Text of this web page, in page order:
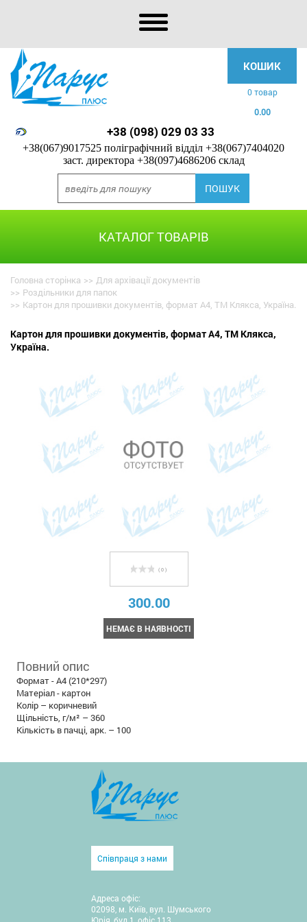
КОШИК
0 товар
0.00
+38 (098) 029 03 33
+38(067)9017525 поліграфічний відділ +38(067)7404020
заст. директора +38(097)4686206 склад
КАТАЛОГ ТОВАРІВ
Головна сторінка >> Для архівації документів
>> Роздільники для папок
>> Картон для прошивки документів, формат А4, ТМ Клякса, Україна.
Картон для прошивки документів, формат А4, ТМ Клякса,
Україна.
( 0 )
300.00
НЕМАЄ В НАЯВНОСТІ
Повний опис
Формат - А4 (210*297)
Матеріал - картон
Колір – коричневий
Щільність, г/м² – 360
Кількість в пачці, арк. – 100
Співпраця з нами
Адреса офіс:
02098, м. Київ, вул. Шумського